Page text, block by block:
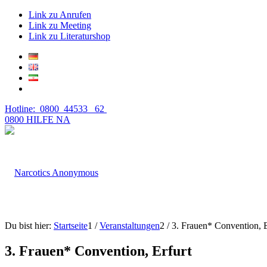
Link zu Anrufen
Link zu Meeting
Link zu Literaturshop
Hotline: 0800 44533 62
0800 HILFE NA
Du bist hier: Startseite1 / Veranstaltungen2 / 3. Frauen* Convention,
3. Frauen* Convention, Erfurt